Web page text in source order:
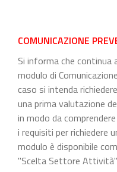
COMUNICAZIONE
Si informa che continua
modulo di
caso si intenda
una prima valutazione
in modo da
i requisiti per richiedere
modulo è disponibile
"Scelta Settore